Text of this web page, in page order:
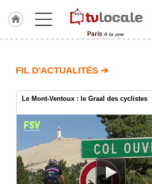
Paris A la une
TvLocale
RUBRIQUES
FIL D'ACTUALITÉS ➔
Le Mont-Ventoux : le Graal des cyclistes